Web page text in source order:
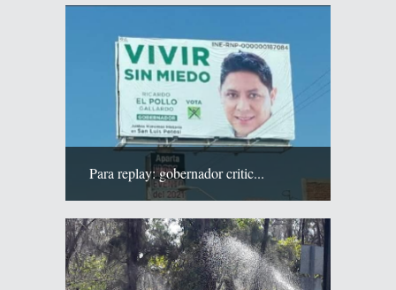
Para replay: gobernador critic...